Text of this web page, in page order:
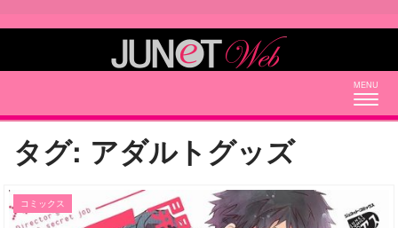
タグ: アダルトグッズ
コミックス